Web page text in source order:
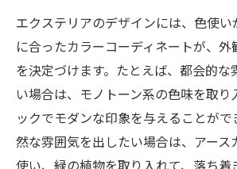
エクステリアのデザインには、色使
に合ったカラーコーディネートが、
を決定づけます。たとえば、都会的
い場合は、モノトーン系の色味を取
ックでモダンな印象を与えることがで
然な雰囲気を出したい場合は、アース